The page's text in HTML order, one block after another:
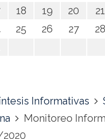
18 19 20 21
25 26 27 28
Informativas
Monitoreo